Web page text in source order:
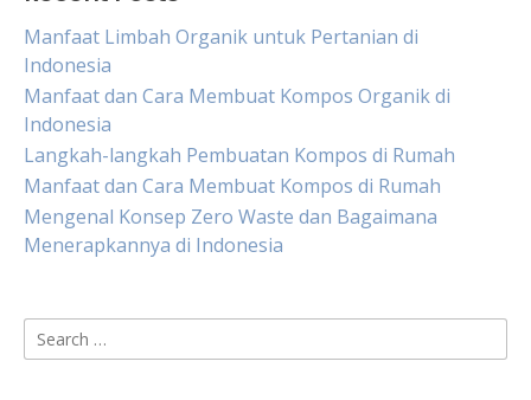
Manfaat Limbah Organik untuk Pertanian di
Indonesia
Manfaat dan Cara Membuat Kompos Organik di
Indonesia
Langkah-langkah Pembuatan Kompos di Rumah
Manfaat dan Cara Membuat Kompos di Rumah
Mengenal Konsep Zero Waste dan Bagaimana
Menerapkannya di Indonesia
Search
for: